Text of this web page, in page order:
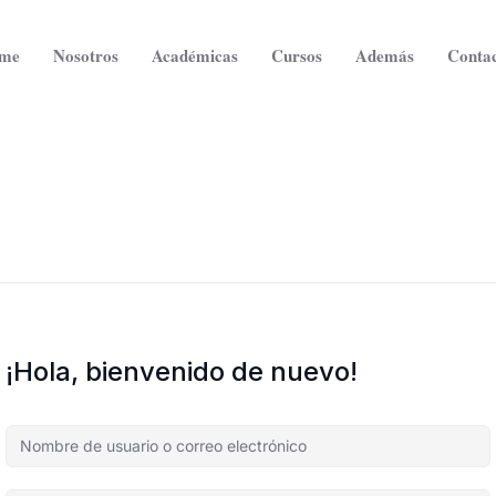
Nosotros Académicas Cursos Además
¡Hola, bienvenido de nuevo!